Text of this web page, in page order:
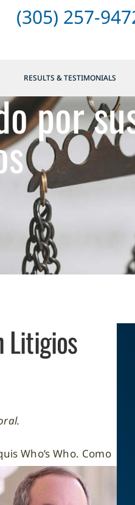
(305) 257-
RESULTS & TESTIMONIALS
por
Litigios
Who’s Who. Como